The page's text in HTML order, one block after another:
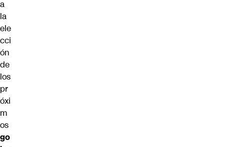
a
la
ele
cci
ón
de
los
pr
óxi
m
os
go